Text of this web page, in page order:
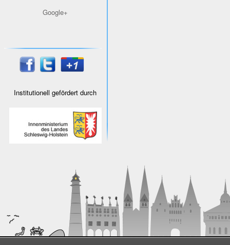
Google+
Institutionell gefördert durch